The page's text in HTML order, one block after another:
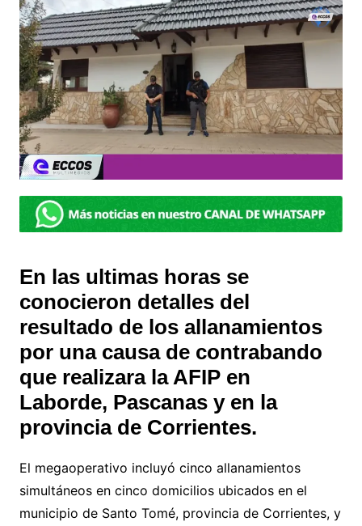
En las ultimas horas se
conocieron detalles del
resultado de los allanamientos
por una causa de contrabando
que realizara la AFIP en
Laborde, Pascanas y en la
provincia de Corrientes.
El megaoperativo incluyó cinco allanamientos
simultáneos en cinco domicilios ubicados en el
municipio de Santo Tomé, provincia de Corrientes, y